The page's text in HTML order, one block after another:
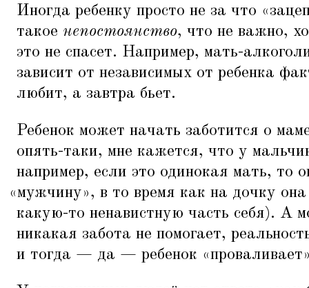
Иногда ребенку просто не за что «
такое непостоянство, что не важно,
это не спасет. Например, мать-
зависит от независимых от ребенка
любит, а завтра бьет.
Ребенок может начать заботится о
опять-таки, мне кажется, что у
например, если это одинокая мать, то
«мужчину», в то время как на дочку
какую-то ненавистную часть себя). А
никакая забота не помогает,
и тогда — да — ребенок «